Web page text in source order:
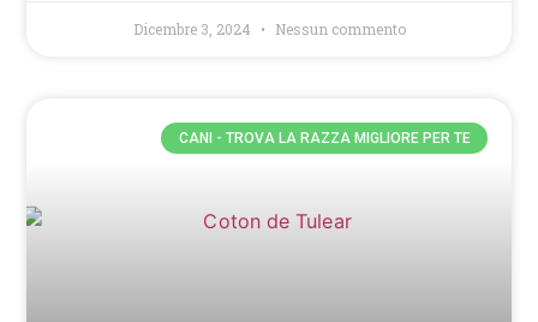
Dicembre 3, 2024 Nessun commento
CANI - TROVA LA RAZZA MIGLIORE PER TE